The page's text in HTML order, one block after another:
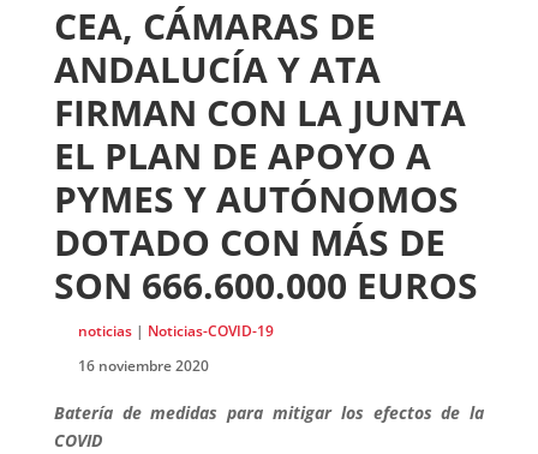
CEA, CÁMARAS DE
ANDALUCÍA Y ATA
FIRMAN CON LA JUNTA
EL PLAN DE APOYO A
PYMES Y AUTÓNOMOS
DOTADO CON MÁS DE
SON 666.600.000 EUROS
noticias| Noticias-COVID-19
16 noviembre 2020
Batería de medidas para mitigar los efectos de la
COVID